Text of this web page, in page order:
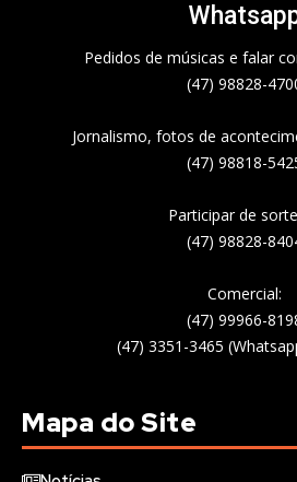
Pedidos de músicas e falar
(47) 98828-
Jornalismo, fotos de
(47) 98818-
Participar de
(47) 98828-
Comercial:
(47) 99966-
(47) 3351-3465
Mapa do Site